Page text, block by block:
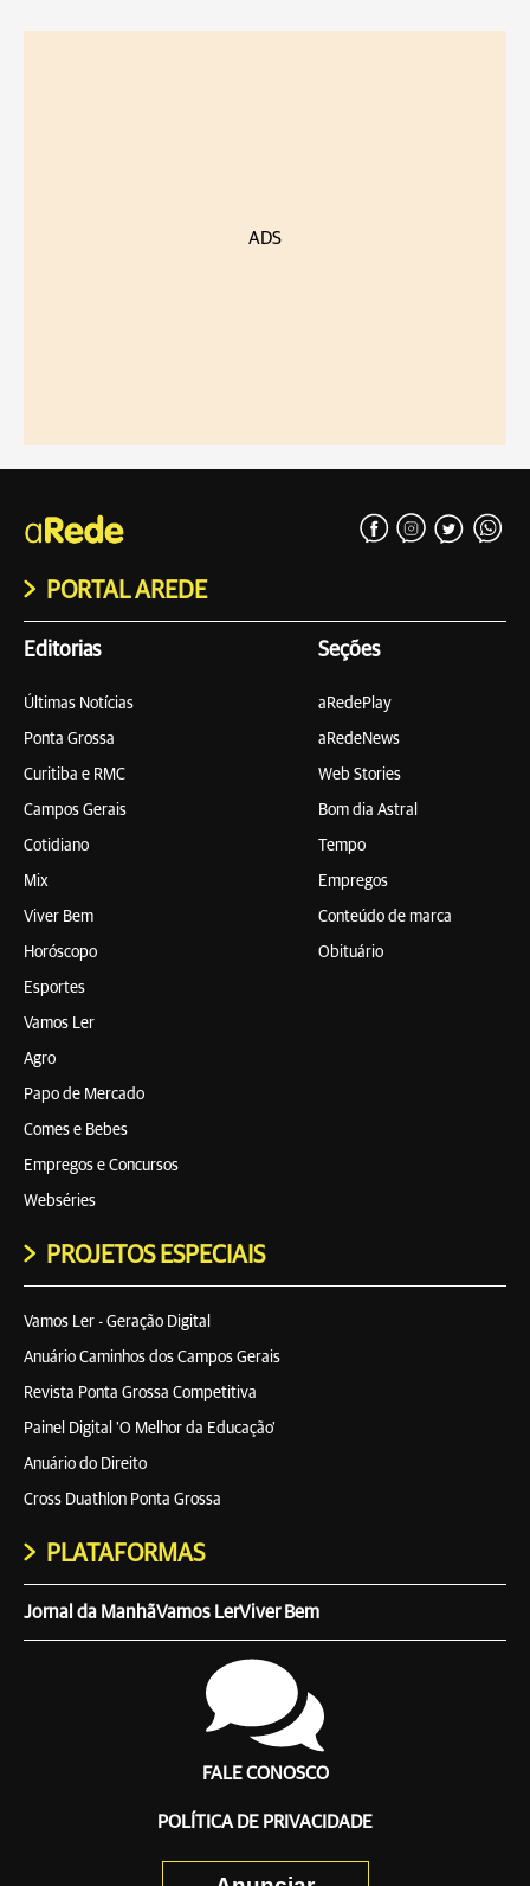
ADS
PORTAL AREDE
Editorias
Últimas Notícias
Ponta Grossa
Curitiba e RMC
Campos Gerais
Cotidiano
Mix
Viver Bem
Horóscopo
Esportes
Vamos Ler
Agro
Papo de Mercado
Comes e Bebes
Empregos e Concursos
Webséries
Seções
aRedePlay
aRedeNews
Web Stories
Bom dia Astral
Tempo
Empregos
Conteúdo de marca
Obituário
PROJETOS ESPECIAIS
Vamos Ler - Geração Digital
Anuário Caminhos dos Campos Gerais
Revista Ponta Grossa Competitiva
Painel Digital 'O Melhor da Educação'
Anuário do Direito
Cross Duathlon Ponta Grossa
PLATAFORMAS
Jornal da ManhãVamos LerViver Bem
FALE CONOSCO
POLÍTICA DE PRIVACIDADE